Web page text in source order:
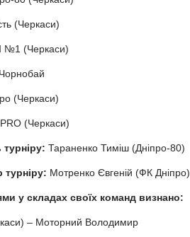
(Черкаси)
(Черкаси)
(Черкаси)
(Черкаси)
Тараненко Тиміш (Дніпро-80)
турніру: Мотренко Євгеній (ФК Дніпро)
у складах своїх команд визнано:
– Моторний Володимир